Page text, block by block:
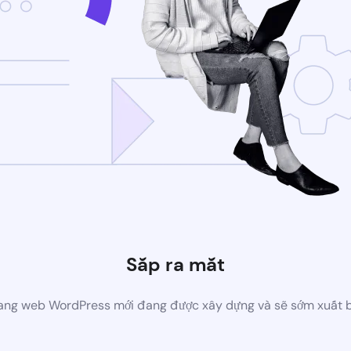
Sắp ra mắt
web WordPress mới đang được xây dựng và sẽ sớm xuất